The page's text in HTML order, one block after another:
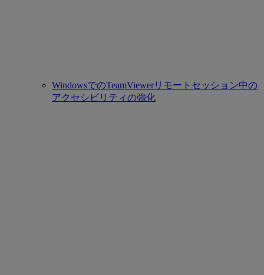
WindowsでのTeamViewerリモートセッション中の
アクセシビリティの強化